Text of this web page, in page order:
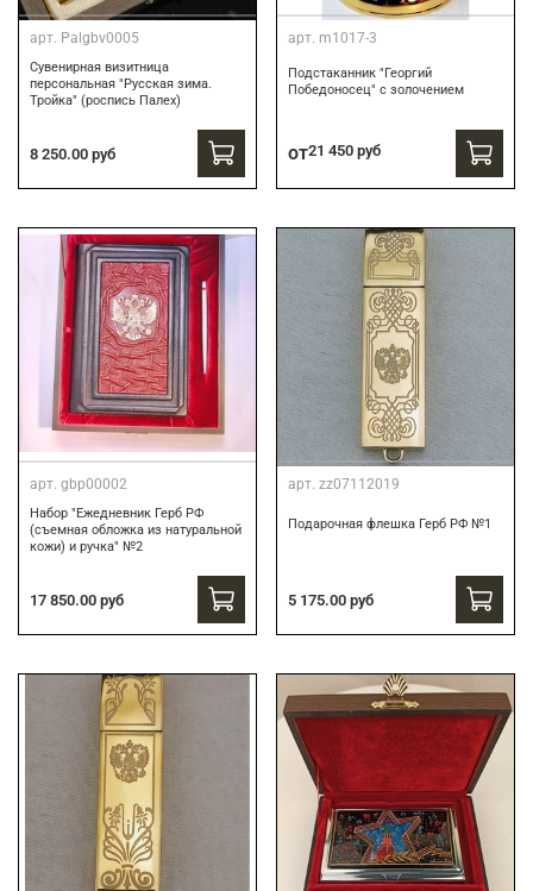
арт. Palgbv0005
Сувенирная визитница
персональная "Русская зима.
Тройка" (роспись Палех)
8 250.00 руб
арт. m1017-3
Подстаканник "Георгий
Победоносец" с золочением
от21 450 руб
арт. gbp00002
Набор "Ежедневник Герб РФ
(съемная обложка из натуральной
кожи) и ручка" №2
17 850.00 руб
арт. zz07112019
Подарочная флешка Герб РФ №1
5 175.00 руб